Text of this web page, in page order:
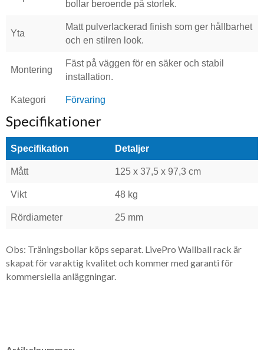
bollar beroende på storlek.
Yta
Matt pulverlackerad finish som ger hållbarhet
och en stilren look.
Montering
Fäst på väggen för en säker och stabil
installation.
Kategori Förvaring
Specifikationer
Specifikation Detaljer
Mått 125 x 37,5 x 97,3 cm
Vikt 48 kg
Rördiameter 25 mm
​Obs: Träningsbollar köps separat. LivePro Wallball rack är
skapat för varaktig kvalitet och kommer med garanti för
kommersiella anläggningar.